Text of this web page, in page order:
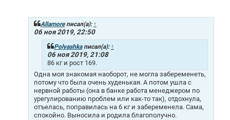
Allamoreписал(а): ↑
06 ноя 2019, 22:50
Polyashkaписал(а): ↑
06 ноя 2019, 21:08
86 кг и рост 169.
Одна моя знакомая наоборот, не могла забеременеть,
потому что была очень худенькая. А потом ушла с
нервной работы (она в банке работа менеджером по
урегулированию проблем или как-то так), отдохнула,
отъелась, поправилась на 6 кг и забеременела. Сама,
спокойно. Выносила и родила благополучно.